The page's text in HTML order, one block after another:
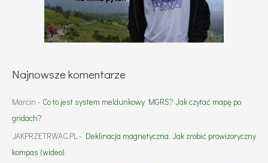
Najnowsze komentarze
Marcin - Co to jest system meldunkowy MGRS? Jak czytać mapę po
gridach?
JAKPRZETRWAC.PL - Deklinacja magnetyczna. Jak zrobić prowizoryczny
kompas (wideo)